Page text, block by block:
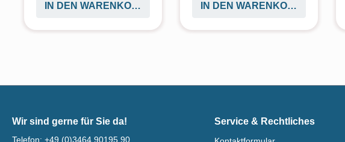
IN DEN WARENKORB IN DEN WARENKORB
Wir sind gerne für Sie da!
Telefon: +49 (0)3464 90195 90
Service & Rechtliches